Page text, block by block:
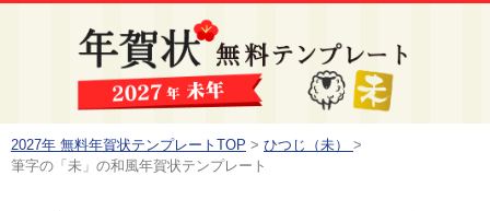
2027年 無料年賀状テンプレートTOP > ひつじ（未）
>
筆字の「未」の和風年賀状テンプレート